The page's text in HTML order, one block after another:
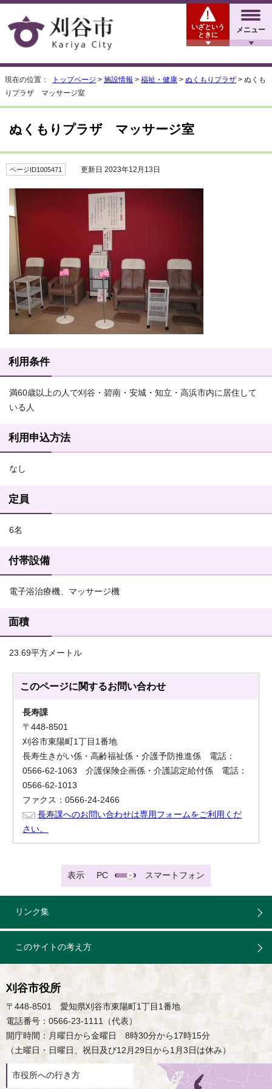
メニュー
いざという
ときに
現在の位置： トップページ > 施設情報 > 福祉・健康 > ぬくもりプラザ > ぬくも
りプラザ マッサージ室
ぬくもりプラザ マッサージ室
ページID1005471 更新日 2023年12月13日
利用条件
満60歳以上の人で刈谷・碧南・安城・知立・高浜市内に居住して
いる人
利用申込方法
なし
定員
6名
付帯設備
電子浴治療機、マッサージ機
面積
23.69平方メートル
このページに関するお問い合わせ
長寿課
〒448-8501
刈谷市東陽町1丁目1番地
長寿生きがい係・高齢福祉係・介護予防推進係 電話：
0566-62-1063 介護保険企画係・介護認定給付係 電話：
0566-62-1013
ファクス：0566-24-2466
長寿課へのお問い合わせは専用フォームをご利用くだ
さい。
表示 PC スマートフォン
リンク集
このサイトの考え方
刈谷市役所
〒448-8501 愛知県刈谷市東陽町1丁目1番地
電話番号：0566-23-1111（代表）
開庁時間：月曜日から金曜日 8時30分から17時15分
（土曜日・日曜日、祝日及び12月29日から1月3日は休み）
市役所への行き方